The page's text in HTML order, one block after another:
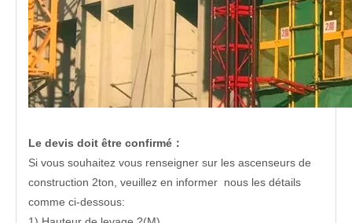
Le devis doit être confirmé：
Si vous souhaitez vous renseigner sur les ascenseurs de
construction 2ton, veuillez en informer nous les détails
comme ci-dessous: